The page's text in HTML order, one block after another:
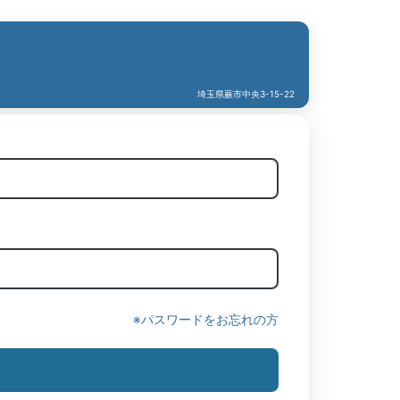
埼玉県蕨市中央3-15-22
※パスワードをお忘れの方